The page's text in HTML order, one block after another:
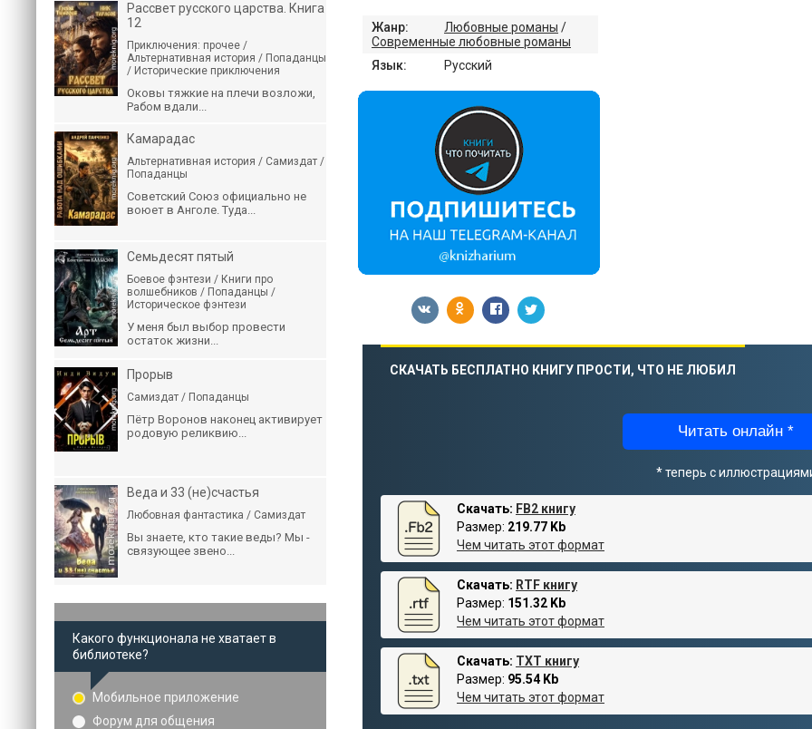
Жанр: Любовные романы /
Современные любовные романы
Язык:
Русский
СКАЧАТЬ БЕСПЛАТНО КНИГУ ПРОСТИ, ЧТО НЕ ЛЮБИЛ
Читать онлайн *
* теперь с
Скачать: FB2 книгу
Размер: 219.77 Kb
Чем читать этот формат
Скачать: RTF книгу
Размер: 151.32 Kb
Чем читать этот формат
Скачать: TXT книгу
Размер: 95.54 Kb
Чем читать этот формат
Рассвет русского царства. Книга
12
Приключения: прочее /
Альтернативная история / Попаданцы
/ Исторические приключения
Оковы тяжкие на плечи возложи,
Рабом вдали...
Камарадас
Альтернативная история / Самиздат /
Попаданцы
Советский Союз официально не
воюет в Анголе. Туда...
Семьдесят пятый
Боевое фэнтези / Книги про
волшебников / Попаданцы /
Историческое фэнтези
У меня был выбор провести
остаток жизни...
Прорыв
Самиздат / Попаданцы
Пётр Воронов наконец активирует
родовую реликвию...
Веда и 33 (не)счастья
Любовная фантастика / Самиздат
Вы знаете, кто такие веды? Мы -
связующее звено...
Какого функционала не хватает в
библиотеке?
Мобильное приложение
Форум для общения